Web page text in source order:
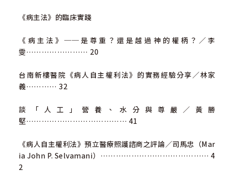
《病主法》的臨床實踐
《病主法》──是尊重？還是越過神的權柄？／李
雯…………………… 20
台南新樓醫院《病人自主權利法》的實務經驗分享／林家
義………… 32
談「人工」營養、水分與尊嚴／黃勝
堅………………………………… 41
《病人自主權利法》預立醫療照護諮商之評論／司馬忠（Mar
ia John P. Selvamani）…………………………………… 4
2